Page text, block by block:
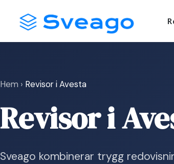
Hem › Revisor i Avesta
Revisor i
Sveago kombinerar trygg